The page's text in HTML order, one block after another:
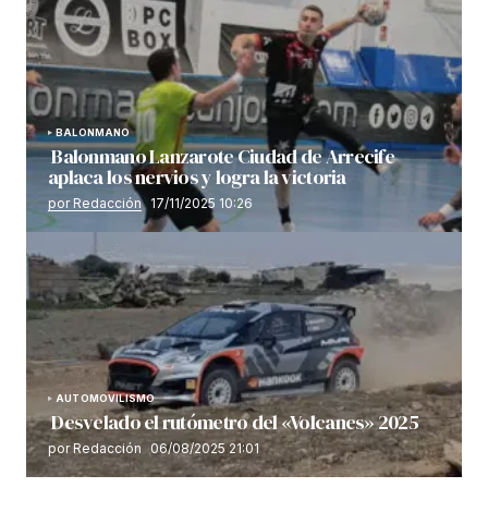
BALONMANO
Balonmano Lanzarote Ciudad de Arrecife
aplaca los nervios y logra la victoria
por Redacción 17/11/2025 10:26
AUTOMOVILISMO
Desvelado el rutómetro del «Volcanes» 2025
por Redacción 06/08/2025 21:01